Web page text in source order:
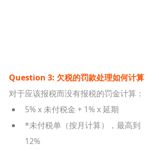
Question 3: 欠税的罚款处理如何计算
对于应该报税而没有报税的罚金计算：
5% x 未付税金 + 1% x 延期
*未付税单（按月计算），最高到
12%